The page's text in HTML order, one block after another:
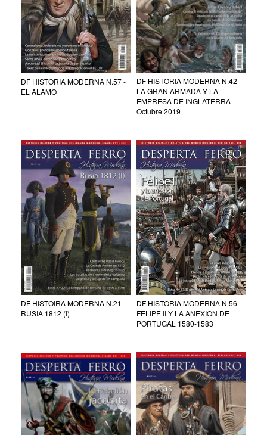
DF HISTORIA MODERNA N.57 -
EL ALAMO
DF HISTORIA MODERNA N.42 -
LA GRAN ARMADA Y LA
EMPRESA DE INGLATERRA
Octubre 2019
DF HISTOIRA MODERNA N.21
RUSIA 1812 (I)
DF HISTORIA MODERNA N.56 -
FELIPE II Y LA ANEXION DE
PORTUGAL 1580-1583